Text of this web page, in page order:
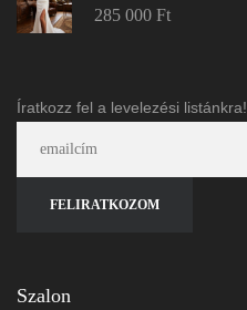
285 000 Ft
Íratkozz fel a levelezési listánkra!
Szalon